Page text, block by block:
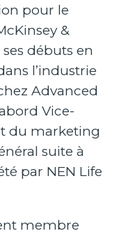
pour le
&
débuts en
l’industrie
Advanced
Vice-
du marketing
suite à
par NEN Life
membre